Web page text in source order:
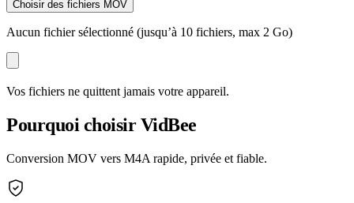
Choisir des fichiers MOV
Aucun fichier sélectionné (jusqu’à 10 fichiers, max 2 Go)
Vos fichiers ne quittent jamais votre appareil.
Pourquoi choisir VidBee
Conversion MOV vers M4A rapide, privée et fiable.